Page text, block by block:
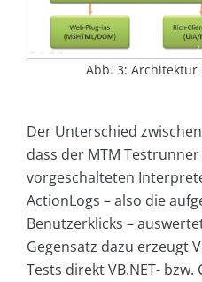
Abb. 3: Architektur
Der Unterschied
dass der MTM
vorgeschalteten
ActionLogs – also die
Benutzerklicks –
Gegensatz dazu erzeugt
Tests direkt VB.NET-